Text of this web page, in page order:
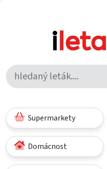
Supermarkety
Domácnost